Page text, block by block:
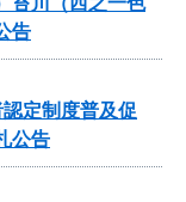
告
定制度普及促
公告